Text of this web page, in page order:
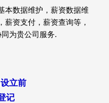
本数据维护，薪资数据维
薪资支付，薪资查询等，
为贵公司服务.
立前
记